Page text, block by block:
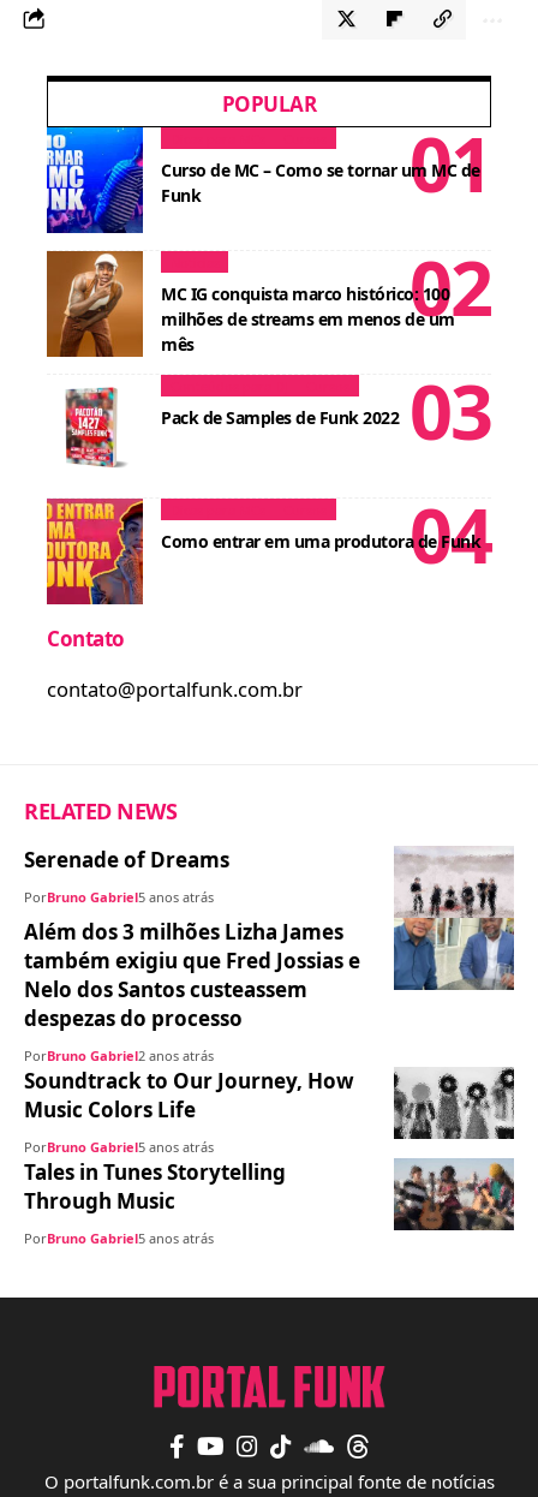
POPULAR
Curso de MC – Como se tornar um MC de
Funk
MC IG conquista marco histórico: 100
milhões de streams em menos de um
mês
Pack de Samples de Funk 2022
Como entrar em uma produtora de Funk
Contato
contato@portalfunk.com.br
RELATED NEWS
Serenade of Dreams
PorBruno Gabriel5 anos atrás
Além dos 3 milhões Lizha James
também exigiu que Fred Jossias e
Nelo dos Santos custeassem
despezas do processo
PorBruno Gabriel2 anos atrás
Soundtrack to Our Journey, How
Music Colors Life
PorBruno Gabriel5 anos atrás
Tales in Tunes Storytelling
Through Music
PorBruno Gabriel5 anos atrás
O portalfunk.com.br é a sua principal fonte de notícias